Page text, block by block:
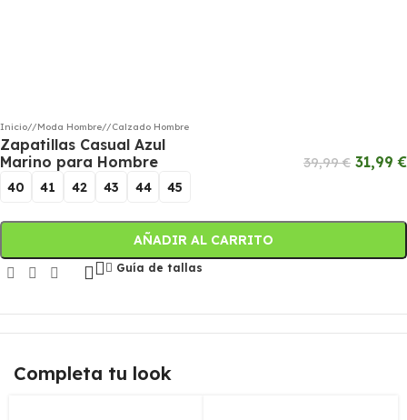
Inicio/ Moda Hombre/ Calzado Hombre
Zapatillas Casual Azul
Marino para Hombre
39,99€ 31,99€
40 41 42 43 44 45
AÑADIR AL CARRITO
Guía de tallas
Completa tu look